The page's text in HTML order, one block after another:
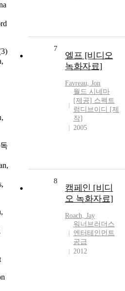
7
엘프 [비디오
녹화자료]
Favreau, Jon
월드 시네마
[제공] 스펙트
럼디브이디 [제
작]
2005
8
캠페인 [비디
오 녹화자료]
Roach, Jay
워너브러더스
엔터테인먼트
공급
2012